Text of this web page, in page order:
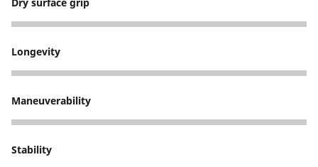
2
Longevity
2
Maneuverability
2
Stability